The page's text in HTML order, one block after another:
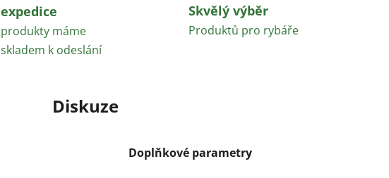
expedice
produkty máme
skladem k odeslání
Skvělý výběr
Produktů pro rybáře
Diskuze
Doplňkové parametry